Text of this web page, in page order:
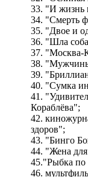
33. "И жизнь
34. "Смерть
35. "Двое и
36. "Шла
37. "Москва-
38.
39.
40. "Сумка
41.
Кораблёва";
42.
здоров";
43. "Бинго
44. "Жена
45."Рыбка
46.